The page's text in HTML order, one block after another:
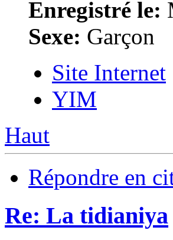
Enregistré le:
Sexe: Garçon
Site Internet
YIM
Haut
Répondre en
Re: La tidianiya